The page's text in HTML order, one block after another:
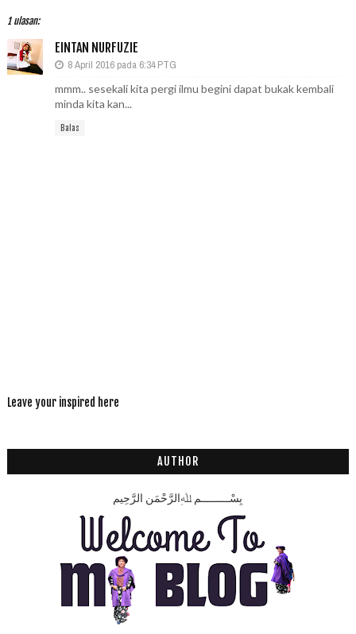
1 ulasan:
EINTAN NURFUZIE
8 April 2016 pada 6:34 PTG
mmm.. sesekali kita pergi ilmu begini dapat bukak kembali
minda kita kan...
Balas
Leave your inspired here
AUTHOR
بِسْـــــــــمِ ﷲِالرَّحْمَنِ الرَّحِيم